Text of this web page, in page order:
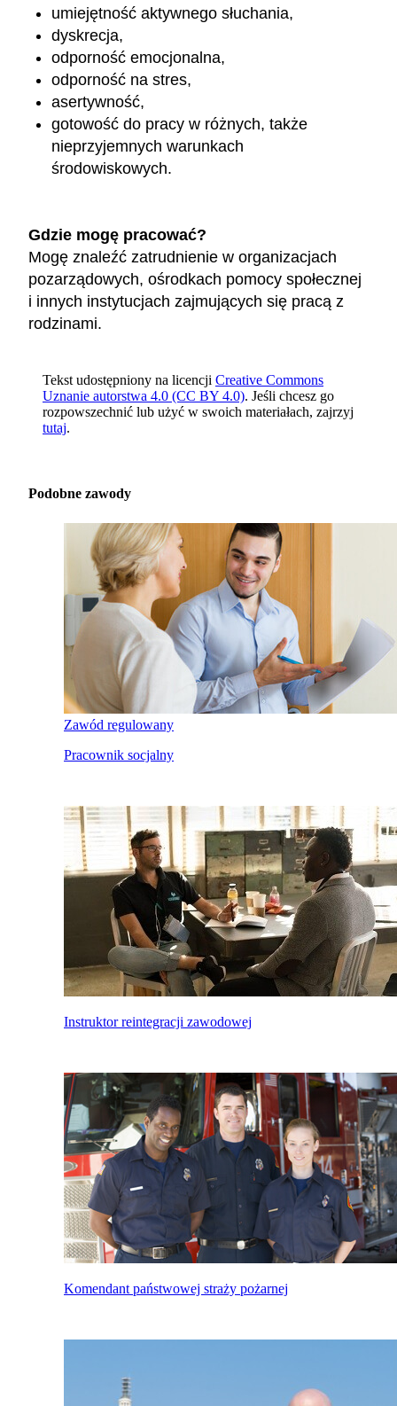
umiejętność aktywnego słuchania,
dyskrecja,
odporność emocjonalna,
odporność na stres,
asertywność,
gotowość do pracy w różnych, także
nieprzyjemnych warunkach
środowiskowych.
Gdzie mogę pracować?
Mogę znaleźć zatrudnienie w organizacjach
pozarządowych, ośrodkach pomocy społecznej
i innych instytucjach zajmujących się pracą z
rodzinami.
Tekst udostępniony na licencji Creative Commons
Uznanie autorstwa 4.0 (CC BY 4.0). Jeśli chcesz go
rozpowszechnić lub użyć w swoich materiałach, zajrzyj
tutaj.
Podobne zawody
Zawód regulowany
Pracownik socjalny
Instruktor reintegracji zawodowej
Komendant państwowej straży pożarnej